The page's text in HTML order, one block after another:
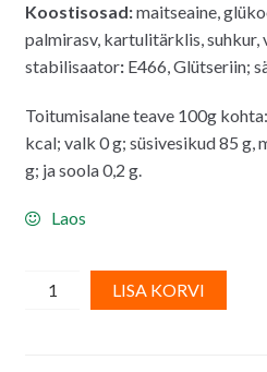
Koostisosad:maitseaine,
palmirasv, kartulitärklis, suhkur,
stabilisaator:E466, Glütseriin;
Toitumisalane teave 100g
kcal; valk 0 g; süsivesikud 85 g,
g; ja soola 0,2 g.
Laos
Komplekt,
suhkrudekoorid
LISA KORVI